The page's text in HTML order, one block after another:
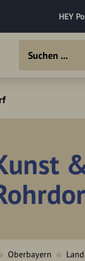
HEY
Oberbayern